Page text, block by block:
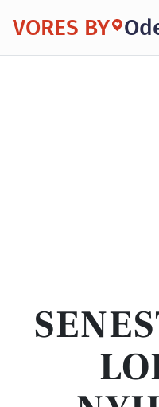
VORES BY